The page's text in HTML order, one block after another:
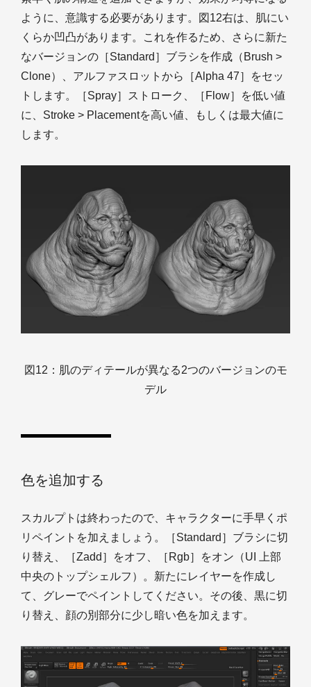
ように、意識する必要があります。図12右は、肌にい
くらか凹凸があります。これを作るため、さらに新た
なバージョンの［Standard］ブラシを作成（Brush >
Clone）、アルファスロットから［Alpha 47］をセッ
トします。［Spray］ストローク、［Flow］を低い値
に、Stroke > Placementを高い値、もしくは最大値に
します。
図12：肌のディテールが異なる2つのバージョンのモ
デル
色を追加する
スカルプトは終わったので、キャラクターに手早くポ
リペイントを加えましょう。［Standard］ブラシに切
り替え、［Zadd］をオフ、［Rgb］をオン（UI 上部
中央のトップシェルフ）。新たにレイヤーを作成し
て、グレーでペイントしてください。その後、黒に切
り替え、顔の別部分に少し暗い色を加えます。